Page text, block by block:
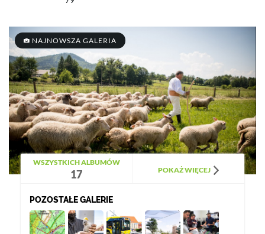
NAJNOWSZA GALERIA
WSZYSTKICH ALBUMÓW
17 POKAŻ WIĘCEJ
POZOSTAŁE GALERIE